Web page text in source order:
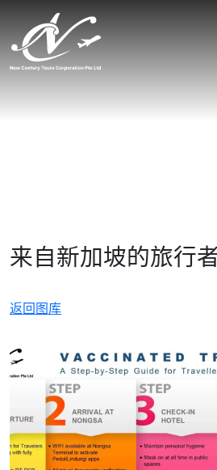
来自新加坡的旅行
返回图库